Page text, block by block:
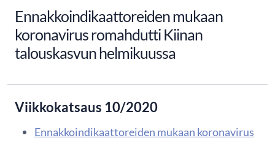
Ennakkoindikaattoreiden mukaan
koronavirus romahdutti Kiinan
talouskasvun helmikuussa
Viikkokatsaus 10/2020
Ennakkoindikaattoreiden mukaan koronavirus